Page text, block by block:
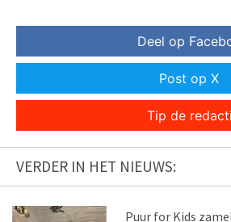
Deel op
Post op X
Tip de
VERDER IN HET NIEUWS:
Puur for Kids